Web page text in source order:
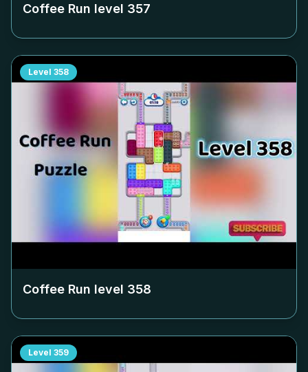
Coffee Run level 357
Level 358
Coffee Run level 358
Level 359